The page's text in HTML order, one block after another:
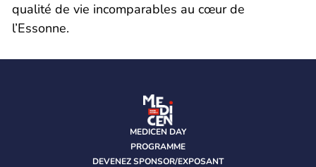
qualité de vie incomparables au cœur de
l’Essonne.
MEDICEN DAY
PROGRAMME
DEVENEZ SPONSOR/EXPOSANT